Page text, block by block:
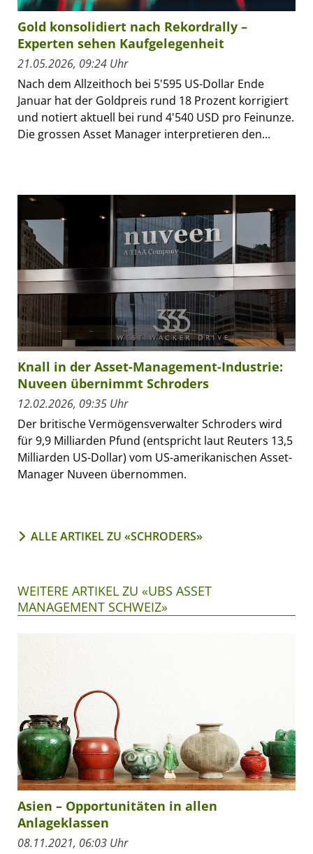
Gold konsolidiert nach Rekordrally –
Experten sehen Kaufgelegenheit
21.05.2026, 09:24 Uhr
Nach dem Allzeithoch bei 5'595 US-Dollar Ende
Januar hat der Goldpreis rund 18 Prozent korrigiert
und notiert aktuell bei rund 4'540 USD pro Feinunze.
Die grossen Asset Manager interpretieren den...
Knall in der Asset-Management-Industrie:
Nuveen übernimmt Schroders
12.02.2026, 09:35 Uhr
Der britische Vermögensverwalter Schroders wird
für 9,9 Milliarden Pfund (entspricht laut Reuters 13,5
Milliarden US-Dollar) vom US-amerikanischen Asset-
Manager Nuveen übernommen.
ALLE ARTIKEL ZU «SCHRODERS»
WEITERE ARTIKEL ZU «UBS ASSET
MANAGEMENT SCHWEIZ»
Asien – Opportunitäten in allen
Anlageklassen
08.11.2021, 06:03 Uhr